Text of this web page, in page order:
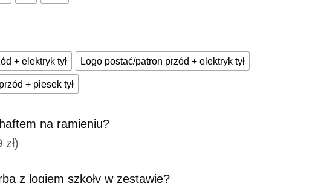
+ elektryk tył Logo postać/patron przód + elektryk tył
+ piesek tył
na ramieniu?
zł)
z logiem szkoły w zestawie?